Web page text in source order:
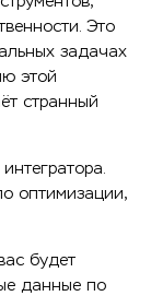
Это
задачах
этой
странный
оптимизации,
будет
данные по